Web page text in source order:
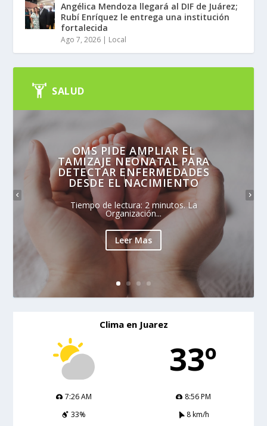
Angélica Mendoza llegará al DIF de Juárez;
Rubí Enríquez le entrega una institución
fortalecida
Ago 7, 2026 | Local
SALUD
OMS PIDE AMPLIAR EL
TAMIZAJE NEONATAL PARA
DETECTAR ENFERMEDADES
DESDE EL NACIMIENTO
Tiempo de lectura: 2 minutos. La
Organización...
Leer Mas
Clima en Juarez
33º
7:26 AM
8:56 PM
33%
8 km/h